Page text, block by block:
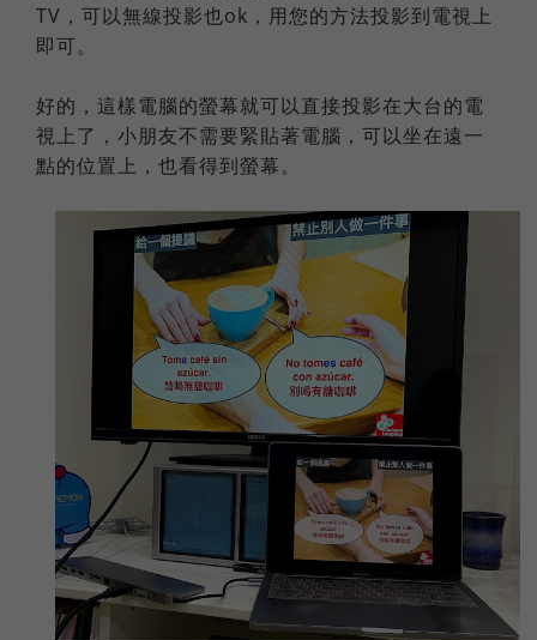
TV，可以無線投影也ok，用您的方法投影到電視上
即可。
好的，這樣電腦的螢幕就可以直接投影在大台的電
視上了，小朋友不需要緊貼著電腦，可以坐在遠一
點的位置上，也看得到螢幕。